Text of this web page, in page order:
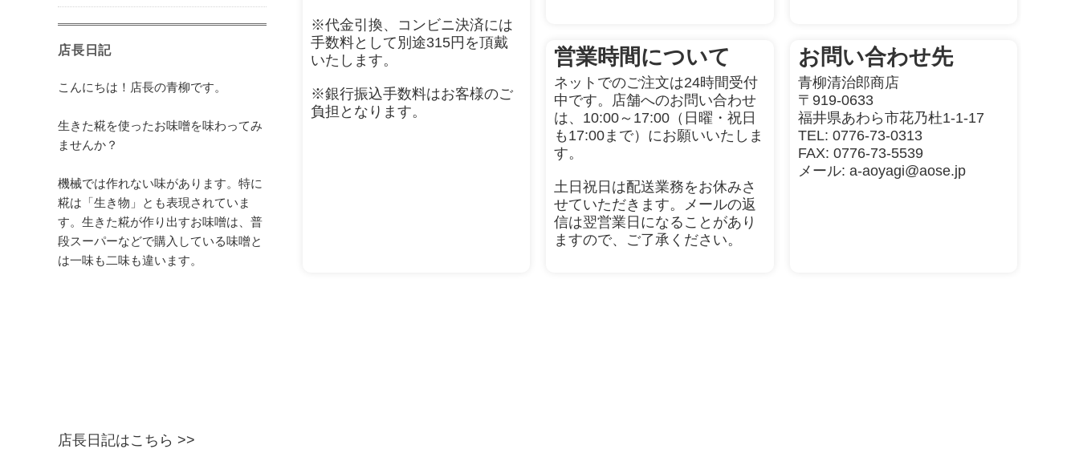
※代金引換、コンビニ決済には
手数料として別途315円を頂戴
いたします。
※銀行振込手数料はお客様のご
負担となります。
営業時間について
ネットでのご注文は24時間受付
中です。店舗へのお問い合わせ
は、10:00～17:00（日曜・祝日
も17:00まで）にお願いいたしま
す。
土日祝日は配送業務をお休みさ
せていただきます。メールの返
信は翌営業日になることがあり
ますので、ご了承ください。
お問い合わせ先
青柳清治郎商店
〒919-0633
福井県あわら市花乃杜1-1-17
TEL: 0776-73-0313
FAX: 0776-73-5539
メール: a-aoyagi@aose.jp
店長日記
こんにちは！店長の青柳です。
生きた糀を使ったお味噌を味わってみ
ませんか？
機械では作れない味があります。特に
糀は「生き物」とも表現されていま
す。生きた糀が作り出すお味噌は、普
段スーパーなどで購入している味噌と
は一味も二味も違います。
店長日記はこちら >>